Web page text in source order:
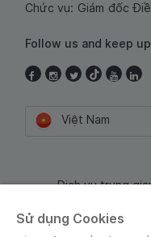
Chức vụ: Giám đốc
Follow us and keep
Việt Nam
Dịch vụ trung
Sử dụng Cookies